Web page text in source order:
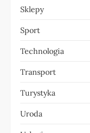
Sklepy
Sport
Technologia
Transport
Turystyka
Uroda